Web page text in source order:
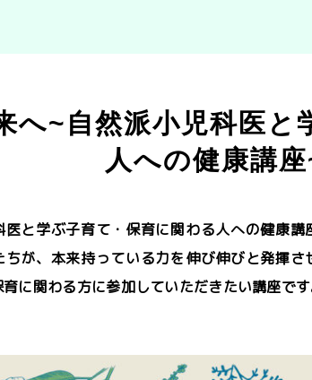
へ~自然派小児科医と
人への健康講座
医と学ぶ子育て・保育に関わる人への健康
ちが、本来持っている力を伸び伸びと発揮
に関わる方に参加していただきたい講座です